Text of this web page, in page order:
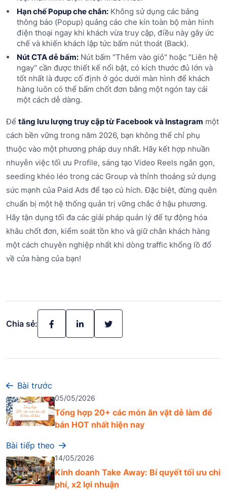
Hạn chế Popup che chắn:Không sử dụng các bảng
thông báo (Popup) quảng cáo che kín toàn bộ màn hình
điện thoại ngay khi khách vừa truy cập, điều này gây ức
chế và khiến khách lập tức bấm nút thoát (Back).
Nút CTA dễ bấm:Nút bấm "Thêm vào giỏ" hoặc "Liên hệ
ngay" cần được thiết kế nổi bật, có kích thước đủ lớn và
tốt nhất là được cố định ở góc dưới màn hình để khách
hàng luôn có thể bấm chốt đơn bằng một ngón tay cái
một cách dễ dàng.
Để tăng lưu lượng truy cập từ Facebook và Instagram một
cách bền vững trong năm 2026, bạn không thể chỉ phụ
thuộc vào một phương pháp duy nhất. Hãy kết hợp nhuần
nhuyễn việc tối ưu Profile, sáng tạo Video Reels ngắn gọn,
seeding khéo léo trong các Group và thỉnh thoảng sử dụng
sức mạnh của Paid Ads để tạo cú hích. Đặc biệt, đừng quên
chuẩn bị một hệ thống quản trị vững chắc ở hậu phương.
Hãy tận dụng tối đa các giải pháp quản lý để tự động hóa
khâu chốt đơn, kiểm soát tồn kho và giữ chân khách hàng
một cách chuyên nghiệp nhất khi dòng traffic khổng lồ đổ
về cửa hàng của bạn!
Chia sẻ:
Bài trước
05/05/2026
Tổng hợp 20+ các món ăn vặt dễ làm để
bán HOT nhất hiện nay
Bài tiếp theo
14/05/2026
Kinh doanh Take Away: Bí quyết tối ưu chi
phí, x2 lợi nhuận